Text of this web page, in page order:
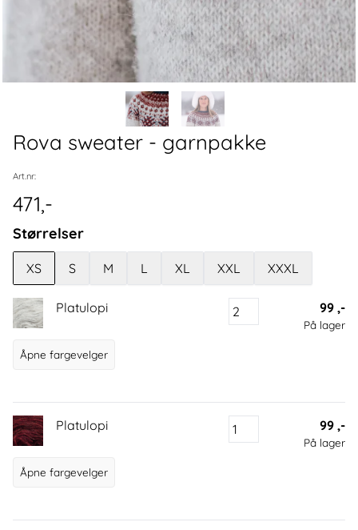
Rova sweater - garnpakke
Art.nr:
471,-
Størrelser
XS S M L XL XXL XXXL
Platulopi 99 ,-
På lager
Åpne fargevelger
Platulopi 99 ,-
På lager
Åpne fargevelger